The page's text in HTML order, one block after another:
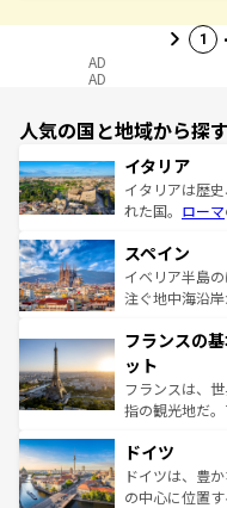
1
AD
AD
人気の国と地域から探す
イタリア
イタリアは歴
れた国。 ローマ
ろん、トスカ
景など、自然
ピザやパスタ
ませてくれる
なお、新着のイ
しい。
スペイン
イベリア半島
注ぐ地中海沿
文化が根付く
れる闘牛、そ
る。首都マド
アートに溢れ
せる。地方に
ンテンツ一覧
フランスの
ット
フランスは、
指の観光地だ
で、幅広い魅
聖堂、美しい
から魅了する
ドイツ
ドイツは、豊
の中心に位置